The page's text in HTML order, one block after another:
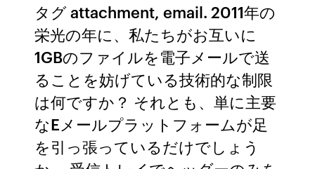
タグ attachment, email. 2011年の
栄光の年に、私たちがお互いに
1GBのファイルを電子メールで送
ることを妨げている技術的な制限
は何ですか？ それとも、単に主要
なEメールプラットフォームが足
を引っ張っているだけでしょう